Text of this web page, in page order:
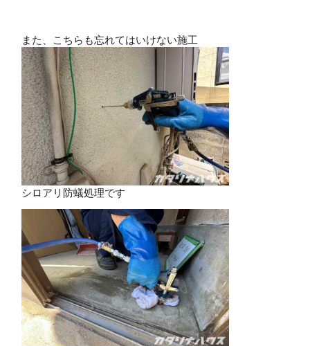
また、こちらも忘れてはいけない施工
シロアリ防蟻処理です